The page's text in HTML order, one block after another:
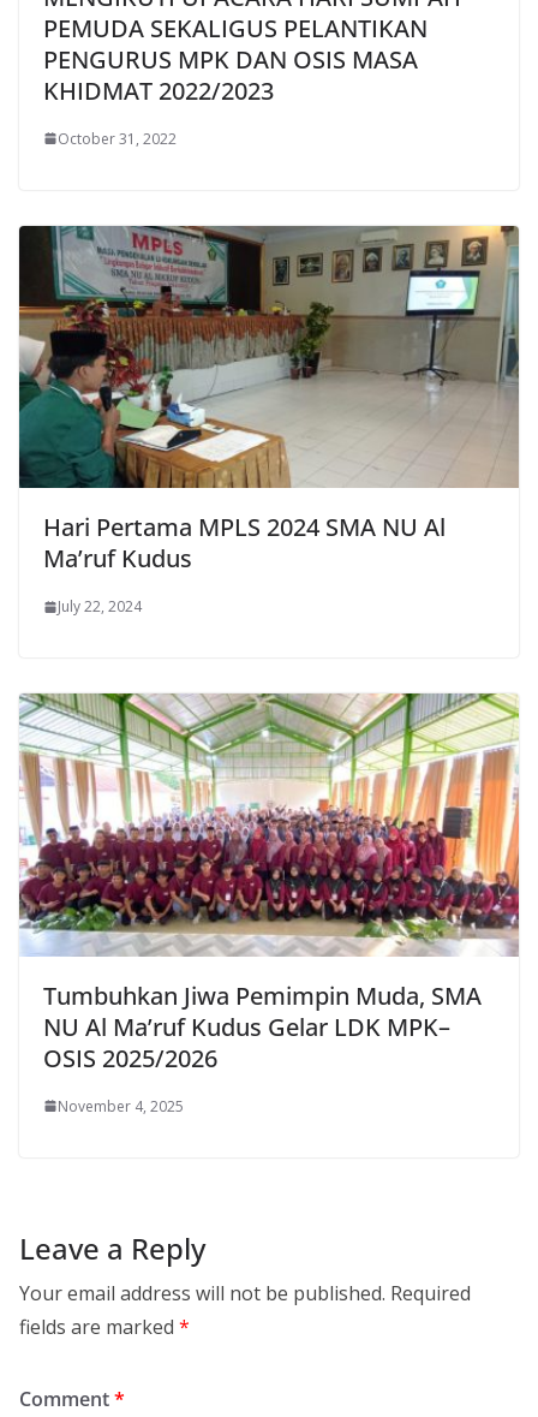
PEMUDA SEKALIGUS PELANTIKAN
PENGURUS MPK DAN OSIS MASA
KHIDMAT 2022/2023
October 31, 2022
Hari Pertama MPLS 2024 SMA NU Al
Ma’ruf Kudus
July 22, 2024
Tumbuhkan Jiwa Pemimpin Muda, SMA
NU Al Ma’ruf Kudus Gelar LDK MPK–
OSIS 2025/2026
November 4, 2025
Leave a Reply
Your email address will not be published. Required
fields are marked *
Comment*